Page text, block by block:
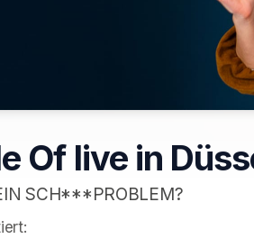
Of live in
SCH***PROBLEM?